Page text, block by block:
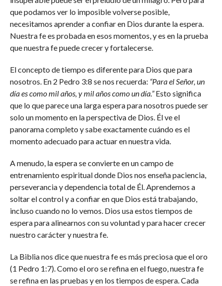
que podamos ver lo imposible volverse posible,
necesitamos aprender a confiar en Dios durante la espera.
Nuestra fe es probada en esos momentos, y es en la prueba
que nuestra fe puede crecer y fortalecerse.
El concepto de tiempo es diferente para Dios que para
nosotros. En 2 Pedro 3:8 se nos recuerda: “Para el Señor, un
día es como mil años, y mil años como un día.”Esto significa
que lo que parece una larga espera para nosotros puede ser
solo un momento en la perspectiva de Dios. Él ve el
panorama completo y sabe exactamente cuándo es el
momento adecuado para actuar en nuestra vida.
A menudo, la espera se convierte en un campo de
entrenamiento espiritual donde Dios nos enseña paciencia,
perseverancia y dependencia total de Él. Aprendemos a
soltar el control y a confiar en que Dios está trabajando,
incluso cuando no lo vemos. Dios usa estos tiempos de
espera para alinearnos con su voluntad y para hacer crecer
nuestro carácter y nuestra fe.
La Biblia nos dice que nuestra fe es más preciosa que el oro
(1 Pedro 1:7). Como el oro se refina en el fuego, nuestra fe
se refina en las pruebas y en los tiempos de espera. Cada